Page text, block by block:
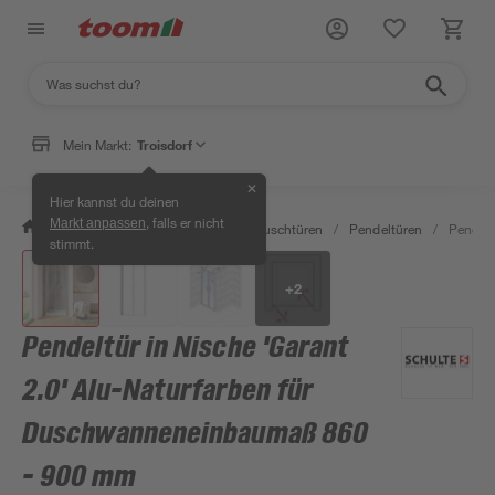
Mein Markt: Troisdorf
Hier kannst du deinen
Markt anpassen , falls er nicht
stimmt.
✕
/ Bad & Sanitär / Duschen Duschtüren / Pendeltüren /
+2
Pendeltür in Nische 'Garant
2.0' Alu-Naturfarben für
Duschwanneneinbaumaß 860
- 900 mm